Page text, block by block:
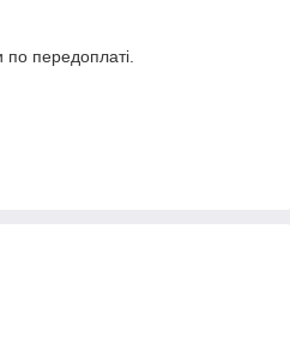
по передоплаті.